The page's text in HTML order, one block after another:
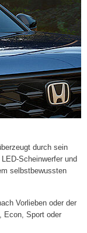
durch sein
Scheinwerfer und
selbstbewussten
Vorlieben oder der
Econ, Sport oder